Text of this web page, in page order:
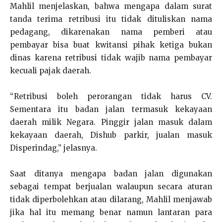
Mahlil menjelaskan, bahwa mengapa dalam surat
tanda terima retribusi itu tidak dituliskan nama
pedagang, dikarenakan nama pemberi atau
pembayar bisa buat kwitansi pihak ketiga bukan
dinas karena retribusi tidak wajib nama pembayar
kecuali pajak daerah.
“Retribusi boleh perorangan tidak harus CV.
Sementara itu badan jalan termasuk kekayaan
daerah milik Negara. Pinggir jalan masuk dalam
kekayaan daerah, Dishub parkir, jualan masuk
Disperindag,” jelasnya.
Saat ditanya mengapa badan jalan digunakan
sebagai tempat berjualan walaupun secara aturan
tidak diperbolehkan atau dilarang, Mahlil menjawab
jika hal itu memang benar namun lantaran para